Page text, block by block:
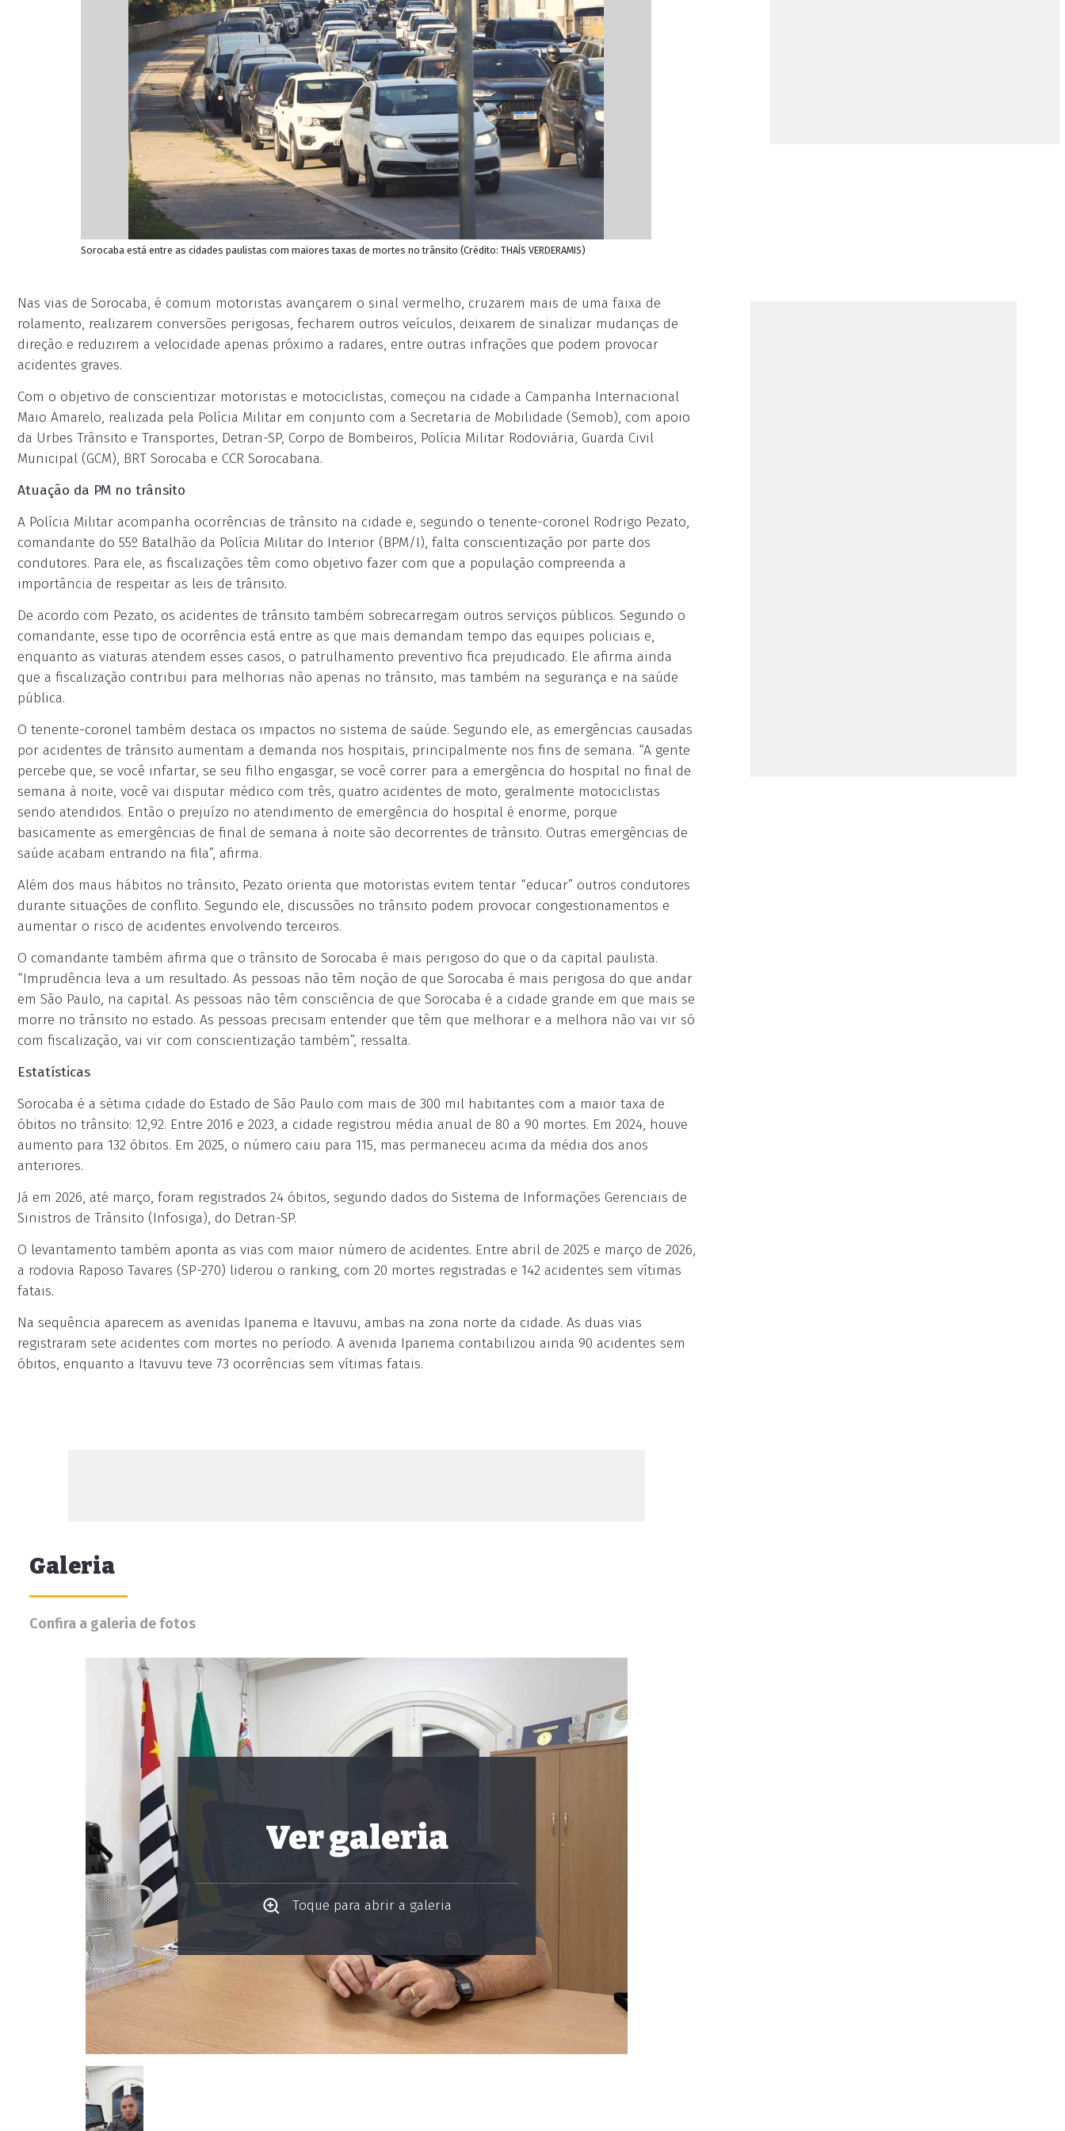
Sorocaba está entre as cidades paulistas com maiores taxas de mortes no trânsito (Crédito: THAÍS VERDERAMIS)
Nas vias de Sorocaba, é comum motoristas avançarem o sinal vermelho, cruzarem mais de uma faixa de
rolamento, realizarem conversões perigosas, fecharem outros veículos, deixarem de sinalizar mudanças de
direção e reduzirem a velocidade apenas próximo a radares, entre outras infrações que podem provocar
acidentes graves.
Com o objetivo de conscientizar motoristas e motociclistas, começou na cidade a Campanha Internacional
Maio Amarelo, realizada pela Polícia Militar em conjunto com a Secretaria de Mobilidade (Semob), com apoio
da Urbes Trânsito e Transportes, Detran-SP, Corpo de Bombeiros, Polícia Militar Rodoviária, Guarda Civil
Municipal (GCM), BRT Sorocaba e CCR Sorocabana.
Atuação da PM no trânsito
A Polícia Militar acompanha ocorrências de trânsito na cidade e, segundo o tenente-coronel Rodrigo Pezato,
comandante do 55º Batalhão da Polícia Militar do Interior (BPM/I), falta conscientização por parte dos
condutores. Para ele, as fiscalizações têm como objetivo fazer com que a população compreenda a
importância de respeitar as leis de trânsito.
De acordo com Pezato, os acidentes de trânsito também sobrecarregam outros serviços públicos. Segundo o
comandante, esse tipo de ocorrência está entre as que mais demandam tempo das equipes policiais e,
enquanto as viaturas atendem esses casos, o patrulhamento preventivo fica prejudicado. Ele afirma ainda
que a fiscalização contribui para melhorias não apenas no trânsito, mas também na segurança e na saúde
pública.
O tenente-coronel também destaca os impactos no sistema de saúde. Segundo ele, as emergências causadas
por acidentes de trânsito aumentam a demanda nos hospitais, principalmente nos fins de semana. “A gente
percebe que, se você infartar, se seu filho engasgar, se você correr para a emergência do hospital no final de
semana à noite, você vai disputar médico com três, quatro acidentes de moto, geralmente motociclistas
sendo atendidos. Então o prejuízo no atendimento de emergência do hospital é enorme, porque
basicamente as emergências de final de semana à noite são decorrentes de trânsito. Outras emergências de
saúde acabam entrando na fila”, afirma.
Além dos maus hábitos no trânsito, Pezato orienta que motoristas evitem tentar “educar” outros condutores
durante situações de conflito. Segundo ele, discussões no trânsito podem provocar congestionamentos e
aumentar o risco de acidentes envolvendo terceiros.
O comandante também afirma que o trânsito de Sorocaba é mais perigoso do que o da capital paulista.
“Imprudência leva a um resultado. As pessoas não têm noção de que Sorocaba é mais perigosa do que andar
em São Paulo, na capital. As pessoas não têm consciência de que Sorocaba é a cidade grande em que mais se
morre no trânsito no estado. As pessoas precisam entender que têm que melhorar e a melhora não vai vir só
com fiscalização, vai vir com conscientização também”, ressalta.
Estatísticas
Sorocaba é a sétima cidade do Estado de São Paulo com mais de 300 mil habitantes com a maior taxa de
óbitos no trânsito: 12,92. Entre 2016 e 2023, a cidade registrou média anual de 80 a 90 mortes. Em 2024, houve
aumento para 132 óbitos. Em 2025, o número caiu para 115, mas permaneceu acima da média dos anos
anteriores.
Já em 2026, até março, foram registrados 24 óbitos, segundo dados do Sistema de Informações Gerenciais de
Sinistros de Trânsito (Infosiga), do Detran-SP.
O levantamento também aponta as vias com maior número de acidentes. Entre abril de 2025 e março de 2026,
a rodovia Raposo Tavares (SP-270) liderou o ranking, com 20 mortes registradas e 142 acidentes sem vítimas
fatais.
Na sequência aparecem as avenidas Ipanema e Itavuvu, ambas na zona norte da cidade. As duas vias
registraram sete acidentes com mortes no período. A avenida Ipanema contabilizou ainda 90 acidentes sem
óbitos, enquanto a Itavuvu teve 73 ocorrências sem vítimas fatais.
Galeria
Confira a galeria de fotos
Ver galeria
Toque para abrir a galeria